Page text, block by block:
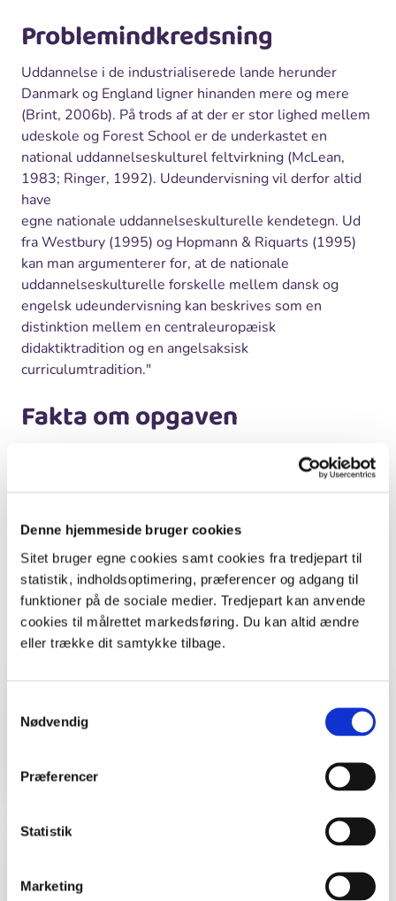
Denne hjemmeside bruger cookies
Sitet bruger egne cookies samt cookies fra tredjepart til
statistik, indholdsoptimering, præferencer og adgang til
funktioner på de sociale medier. Tredjepart kan anvende
cookies til målrettet markedsføring. Du kan altid ændre
eller trække dit samtykke tilbage.
Nødvendig
Præferencer
Statistik
Marketing
Problemindkredsning
Uddannelse i de industrialiserede lande herunder
Danmark og England ligner hinanden mere og mere
(Brint, 2006b). På trods af at der er stor lighed mellem
udeskole og Forest School er de underkastet en
national uddannelseskulturel feltvirkning (McLean,
1983; Ringer, 1992). Udeundervisning vil derfor altid
have
egne nationale uddannelseskulturelle kendetegn. Ud
fra Westbury (1995) og Hopmann & Riquarts (1995)
kan man argumenterer for, at de nationale
uddannelseskulturelle forskelle mellem dansk og
engelsk udeundervisning kan beskrives som en
distinktion mellem en centraleuropæisk
didaktiktradition og en angelsaksisk
curriculumtradition."
Fakta om opgaven
”National uddannelseskulturel determinering af
udeundervisning: Et komparativt pædagogisk
Mads Bølling –mads@ry80.dk.
Studieopgave, Kandidatuddannelse i pædagogisk
sociologi, Danmarks Pædagogiske Universitetsskole,
maj 2010.
Findopgaven som pdf.
Print